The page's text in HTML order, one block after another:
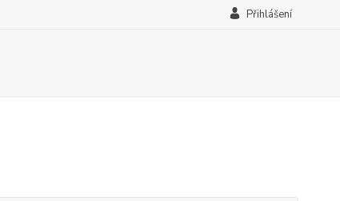
Přihlášení